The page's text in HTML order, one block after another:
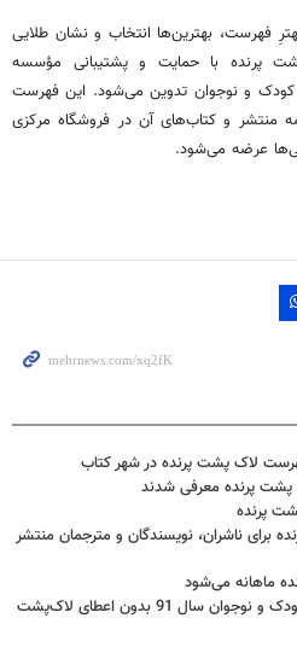
فهرست، بهترین‌ها انتخاب و نشان طلایی
پرنده با حمایت و پشتیبانی مؤسسه
کودک و نوجوان تدوین می‌شود. این فهرست
منتشر و کتاب‌های آن در فروشگاه مرکزی
عرضه می‌شود.
لاک پشت پرنده در شهر کتاب
پشت پرنده معرفی شدند
پرنده
برای ناشران، نویسندگان و مترجمان منتشر
ماهانه می‌شود
معرفی بهترین کتاب‌های کودک و نوجوان سال 91 بدون اعطای لاک‌پشت